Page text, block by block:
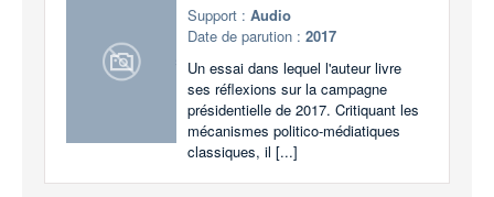
Support : Audio
Date de parution : 2017
Un essai dans lequel l'auteur livre
ses réflexions sur la campagne
présidentielle de 2017. Critiquant les
mécanismes politico-médiatiques
classiques, il [...]